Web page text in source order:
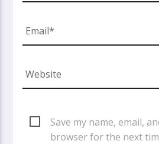
Save my name, email,
browser for the next